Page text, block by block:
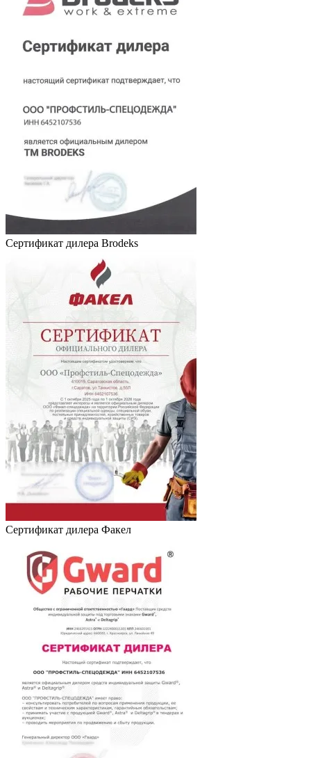
Сертификат дилера Brodeks
Сертификат дилера Факел